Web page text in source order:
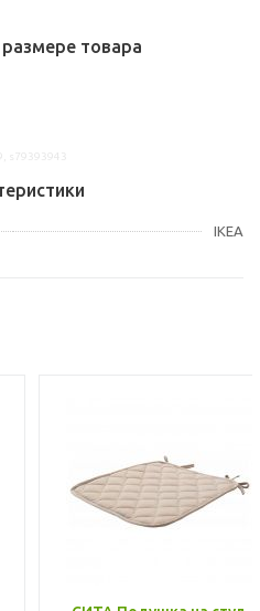
товара
IKEA